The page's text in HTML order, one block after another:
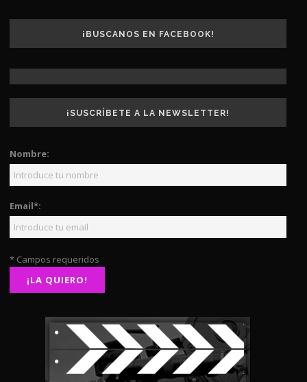
¡BUSCANOS EN FACEBOOK!
¡SUSCRÍBETE A LA NEWSLETTER!
Nombre:
Email*:
* Campos requeridos